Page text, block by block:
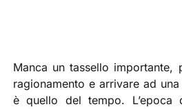
Manca un tassello importante,
ragionamento e arrivare ad
è quello del tempo.